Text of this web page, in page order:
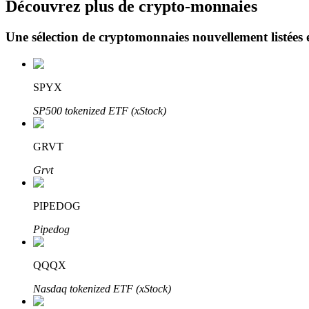
Blocages BTR
Des investissements exclusifs pour les détenteurs de BTR
Prêts
Service d'emprunt adossé à des cryptomonnaies
Découvrez plus de crypto-monnaies
Une sélection de cryptomonnaies nouvellement listées
SPYX
SP500 tokenized ETF (xStock)
GRVT
Grvt
PIPEDOG
Pipedog
QQQX
Nasdaq tokenized ETF (xStock)